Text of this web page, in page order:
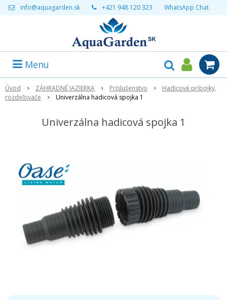
info@aquagarden.sk +421 948 120 323 WhatsApp Chat
Menu
Úvod ZÁHRADNÉ JAZIERKA Príslušenstvo
Hadicové prípojky,
rozdeľovače
Univerzálna hadicová spojka 1
Univerzálna hadicová spojka 1